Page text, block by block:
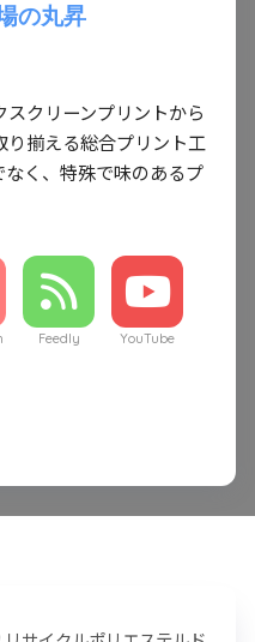
の丸昇
クリーンプリントから
揃える総合プリント工
く、特殊で味のあるプ
Feedly YouTube